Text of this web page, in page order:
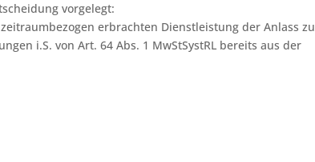
vorgelegt:
erbrachten Dienstleistung der Anlass zu
i.S. von Art. 64 Abs. 1 MwStSystRL bereits aus der